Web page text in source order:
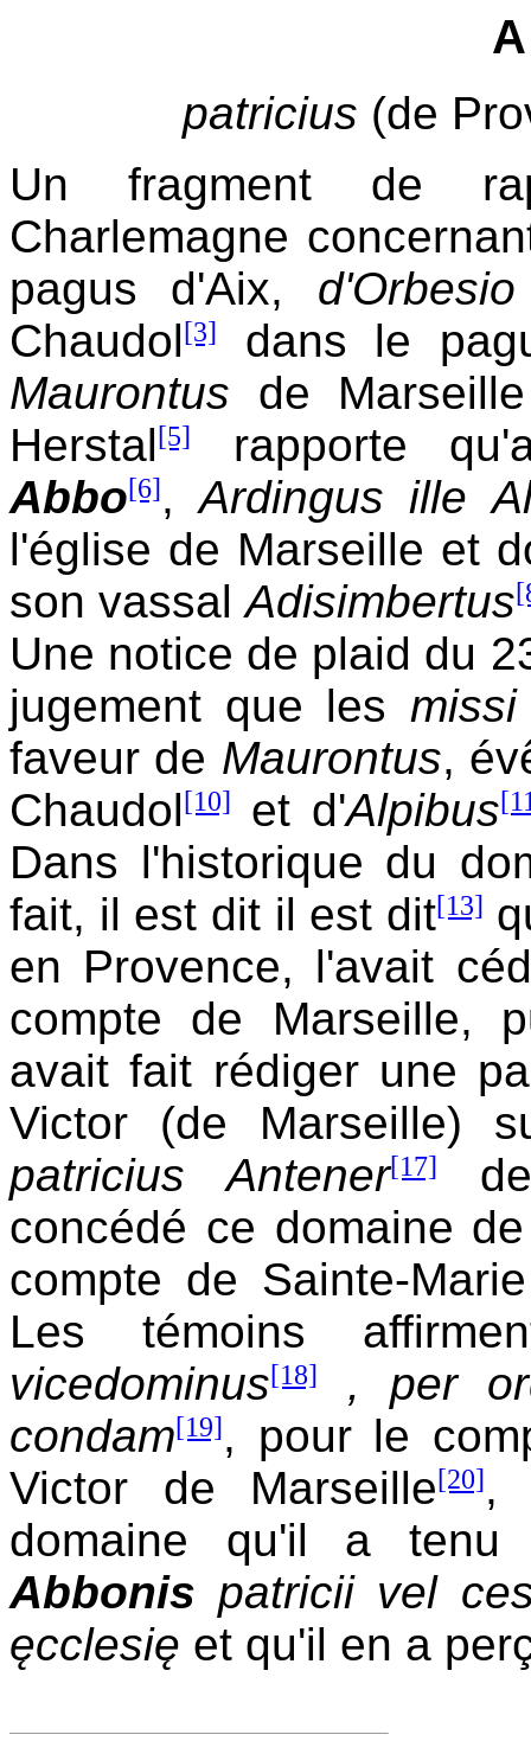
patricius (de
Un fragment de
Charlemagne
pagus d'Aix,
Chaudol[3]
dans le
Maurontus de
Herstal[5]
rapporte
Abbo[6],Ardingus ille
l'église de Marseille et
son vassalAdisimbertus
Une notice de plaid du
jugement que les
faveur de Maurontus,
Chaudol[10] et d'Alpibus
Dans l'historique du
fait, il est dit il est dit[13]
en Provence, l'avait
compte de Marseille,
avait fait rédiger une
Victor (de Marseille)
patricius Antener[17]
concédé ce domaine
compte de Sainte-
Les témoins
vicedominus[18]
, per
condam[19], pour le
Victor de Marseille[20],
domaine qu'il a
Abbonis patricii vel
ęcclesię et qu'il en a